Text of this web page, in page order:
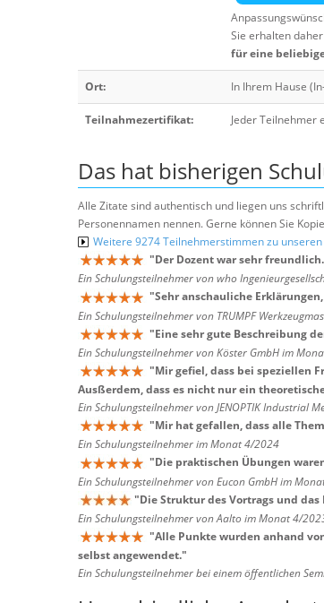
Sie erhalten
für eine
Ort: In Ihrem Hause
Teilnahmezertifikat: Jeder Teilnehmer
Das hat bisherigen
Alle Zitate sind authentisch und liegen uns
Personennamen nennen. Gerne können Sie
Weitere 9274 Teilnehmerstimmen zu
"Der Dozent war sehr freundlich.
Ein Schulungsteilnehmer von who
"Sehr anschauliche
Ein Schulungsteilnehmer von TRUMPF
"Eine sehr gute Beschreibung
Ein Schulungsteilnehmer von Köster GmbH im
"Mir gefiel, dass bei speziellen
Ausßerdem, dass es nicht nur ein
Ein Schulungsteilnehmer von JENOPTIK Industrial
"Mir hat gefallen, dass alle
Ein Schulungsteilnehmer im Monat 4/2024
"Die praktischen Übungen
Ein Schulungsteilnehmer von Eucon GmbH im
"Die Struktur des Vortrags und
Ein Schulungsteilnehmer von Aalto im Monat 4/
"Alle Punkte wurden anhand
selbst angewendet."
Ein Schulungsteilnehmer bei einem öffentlichen